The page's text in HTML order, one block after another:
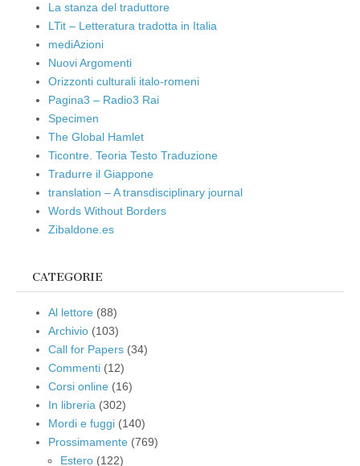
La stanza del traduttore
LTit – Letteratura tradotta in Italia
mediAzioni
Nuovi Argomenti
Orizzonti culturali italo-romeni
Pagina3 – Radio3 Rai
Specimen
The Global Hamlet
Ticontre. Teoria Testo Traduzione
Tradurre il Giappone
translation – A transdisciplinary journal
Words Without Borders
Zibaldone.es
CATEGORIE
Al lettore (88)
Archivio (103)
Call for Papers (34)
Commenti (12)
Corsi online (16)
In libreria (302)
Mordi e fuggi (140)
Prossimamente (769)
Estero (122)